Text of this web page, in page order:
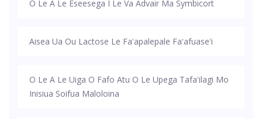
O Le A Le Eseesega I Le Va Advair Ma Symbicort
Aisea Ua Ou Lactose Le Faʻapalepale Faʻafuaseʻi
O Le A Le Uiga O Fafo Atu O Le Upega Tafaʻilagi Mo
Inisiua Soifua Maloloina